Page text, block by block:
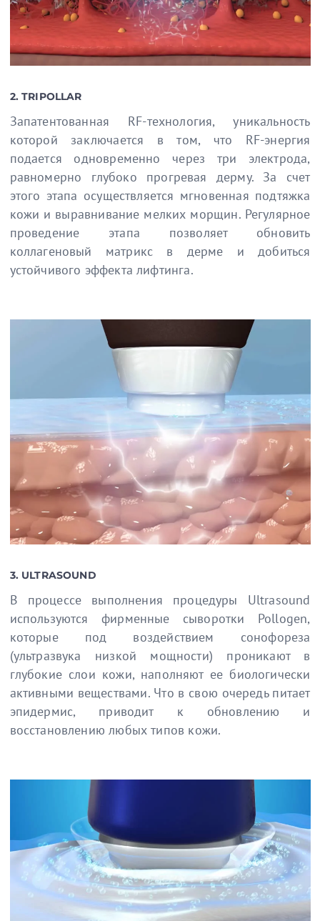
2. TRIPOLLAR
Запатентованная RF-технология, уникальность
которой заключается в том, что RF-энергия
подается одновременно через три электрода,
равномерно глубоко прогревая дерму. За счет
этого этапа осуществляется мгновенная подтяжка
кожи и выравнивание мелких морщин. Регулярное
проведение этапа позволяет обновить
коллагеновый матрикс в дерме и добиться
устойчивого эффекта лифтинга.
3. ULTRASOUND
В процессе выполнения процедуры Ultrasound
используются фирменные сыворотки Pollogen,
которые под воздействием сонофореза
(ультразвука низкой мощности) проникают в
глубокие слои кожи, наполняют ее биологически
активными веществами. Что в свою очередь питает
эпидермис, приводит к обновлению и
восстановлению любых типов кожи.